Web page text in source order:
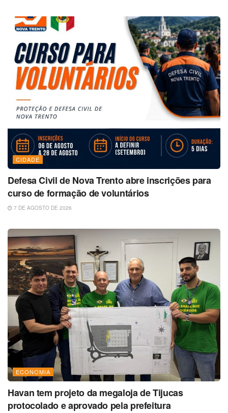
CIDADE
Defesa Civil de Nova Trento abre inscrições para
curso de formação de voluntários
7 DE AGOSTO DE 2026
ECONOMIA
Havan tem projeto da megaloja de Tijucas
protocolado e aprovado pela prefeitura